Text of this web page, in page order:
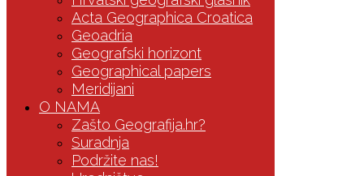
Acta Geographica Croatica
Geoadria
Geografski horizont
Geographical papers
Meridijani
O NAMA
Zašto Geografija.hr?
Suradnja
Podržite nas!